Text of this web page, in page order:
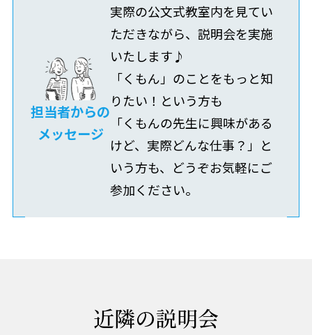
担当者からの
メッセージ
実際の公文式教室内を見てい
ただきながら、説明会を実施
いたします♪
「くもん」のことをもっと知
りたい！という方も
「くもんの先生に興味がある
けど、実際どんな仕事？」と
いう方も、どうぞお気軽にご
参加ください。
近隣の説明会